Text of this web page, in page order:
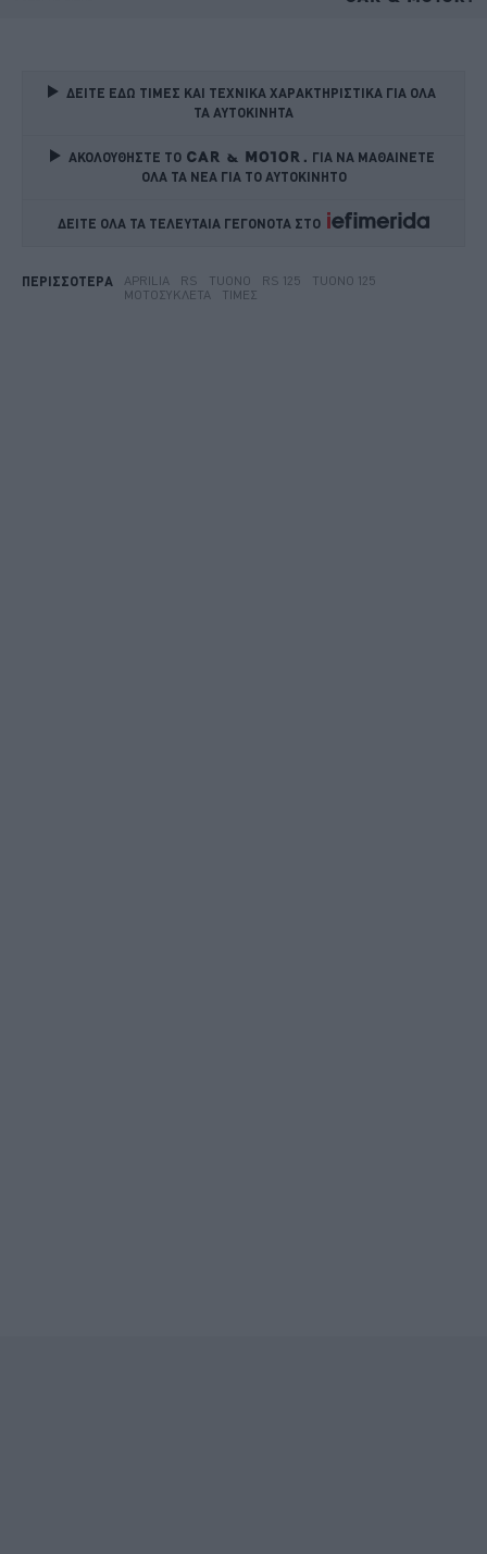
ΔΕΙΤΕ ΕΔΩ ΤΙΜΕΣ ΚΑΙ ΤΕΧΝΙΚΑ ΧΑΡΑΚΤΗΡΙΣΤΙΚΑ ΓΙΑ ΟΛΑ
ΤΑ ΑΥΤΟΚΙΝΗΤΑ
ΑΚΟΛΟΥΘΗΣΤΕ ΤΟ
ΓΙΑ ΝΑ ΜΑΘΑΙΝΕΤΕ
ΟΛΑ ΤΑ ΝΕΑ ΓΙΑ ΤΟ ΑΥΤΟΚΙΝΗΤΟ
ΔΕΙΤΕ ΟΛΑ ΤΑ ΤΕΛΕΥΤΑΙΑ ΓΕΓΟΝΟΤΑ ΣΤΟ
ΠΕΡΙΣΣΟΤΕΡΑ APRILIA RS TUONO RS 125
TUONO 125
ΜΟΤΟΣΥΚΛΈΤΑ
ΤΙΜΈΣ